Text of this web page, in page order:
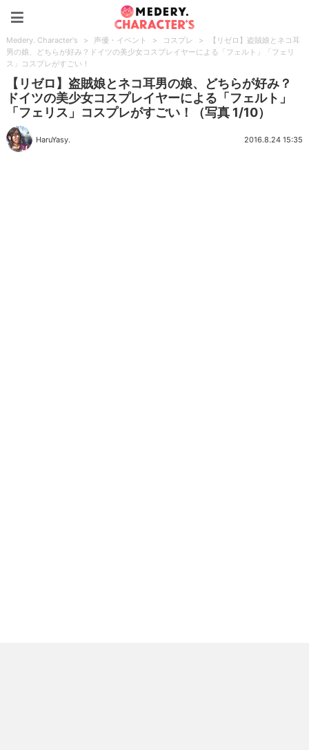
Medery. Character's > 声優・イベント > コスプレ >
【リゼロ】盗賊娘とネコ耳
男の娘、どちらが好み？ドイツの美少女コスプレイヤーによる「フェルト」「フェリ
ス」コスプレがすごい！
【リゼロ】盗賊娘とネコ耳男の娘、どちらが好み？
ドイツの美少女コスプレイヤーによる「フェルト」
「フェリス」コスプレがすごい！（写真 1/10）
HaruYasy. 2016.8.24 15:35